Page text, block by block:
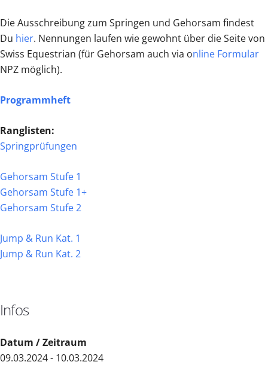
Die Ausschreibung zum Springen und Gehorsam findest
Du hier. Nennungen laufen wie gewohnt über die Seite von
Swiss Equestrian (für Gehorsam auch via online Formular
NPZ möglich).
Programmheft
Ranglisten:
Springprüfungen
Gehorsam Stufe 1
Gehorsam Stufe 1+
Gehorsam Stufe 2
Jump & Run Kat. 1
Jump & Run Kat. 2
Infos
Datum / Zeitraum
09.03.2024 - 10.03.2024